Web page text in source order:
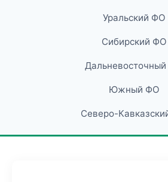
Уральский ФО
Сибирский ФО
Южный ФО
Северо-